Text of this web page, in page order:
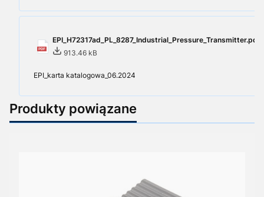
EPI_H72317ad_PL_8287_Industrial_Pressure_Transmitter.pdf
913.46 kB
EPI_karta katalogowa_06.2024
Produkty powiązane